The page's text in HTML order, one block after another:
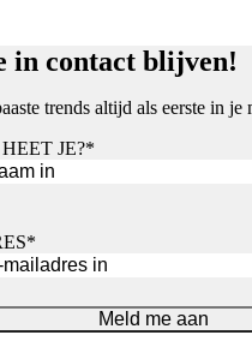
in contact blijven!
trends altijd als eerste in je
JE?*
*
Meld me aan